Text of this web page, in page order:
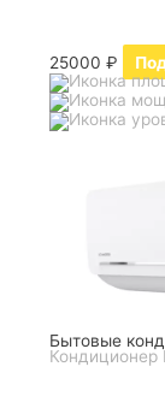
25000₽
Бытовые
Кондиционер